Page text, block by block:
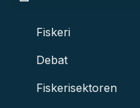
Fiskeri
Debat
Fiskerisektoren